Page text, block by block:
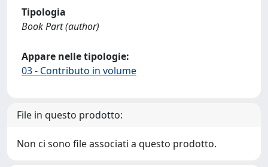
Tipologia
Book Part (author)
Appare nelle tipologie:
03 - Contributo in volume
File in questo prodotto:
Non ci sono file associati a questo prodotto.